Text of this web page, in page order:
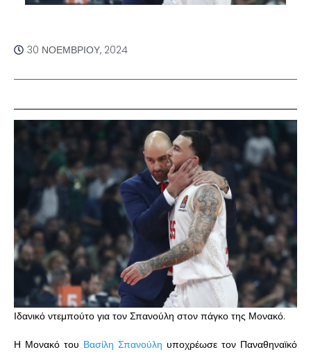
30 ΝΟΕΜΒΡΊΟΥ, 2024
Ιδανικό ντεμπούτο για τον Σπανούλη στον πάγκο της Μονακό.
Η Μονακό του Βασίλη Σπανούλη υποχρέωσε τον Παναθηναϊκό